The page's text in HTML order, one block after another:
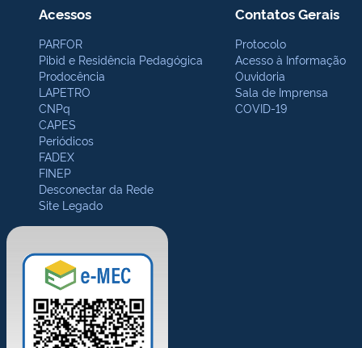
Acessos
PARFOR
Pibid e Residência Pedagógica
Prodocência
LAPETRO
CNPq
CAPES
Periódicos
FADEX
FINEP
Desconectar da Rede
Site Legado
Contatos Gerais
Protocolo
Acesso à Informação
Ouvidoria
Sala de Imprensa
COVID-19